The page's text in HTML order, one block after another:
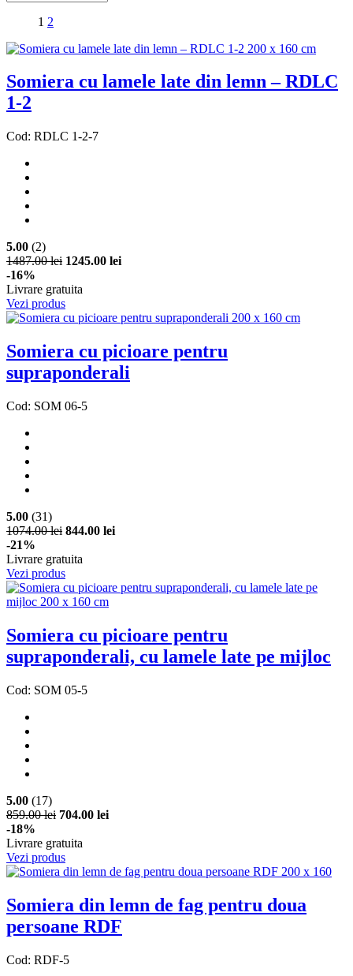
1 2
Somiera cu lamele late din lemn – RDLC
1-2
Cod: RDLC 1-2-7
5.00 (2)
1487.00 lei 1245.00 lei
-16%
Livrare gratuita
Vezi produs
Somiera cu picioare pentru
supraponderali
Cod: SOM 06-5
5.00 (31)
1074.00 lei 844.00 lei
-21%
Livrare gratuita
Vezi produs
Somiera cu picioare pentru
supraponderali, cu lamele late pe mijloc
Cod: SOM 05-5
5.00 (17)
859.00 lei 704.00 lei
-18%
Livrare gratuita
Vezi produs
Somiera din lemn de fag pentru doua
persoane RDF
Cod: RDF-5